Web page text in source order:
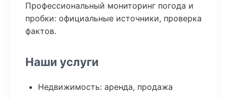
Профессиональный мониторинг погода и
пробки: официальные источники, проверка
фактов.
Наши услуги
Недвижимость: аренда, продажа